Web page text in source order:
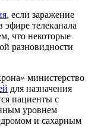
, если заражение
телеканала
что некоторые
разновидности
министерство
для назначения
пациенты с
уровнем
и сахарным